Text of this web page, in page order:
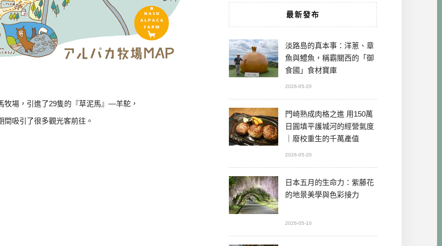
牧場，引進了29隻的『草泥馬』—羊駝，
間吸引了很多觀光客前往。
最新發布
淡路島的真本事：洋蔥、章
魚與鱧魚，稱霸關西的「御
食國」食材寶庫
2026-05-20
門崎熟成肉格之進 用150萬
日圓填平護城河的經營氣度
｜廢校重生的千萬產值
2026-05-20
日本五月的生命力：紫藤花
的地景美學與色彩接力
2026-05-10